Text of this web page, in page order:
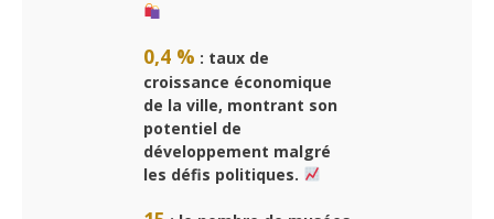
0,4 % : taux de
croissance économique
de la ville, montrant son
potentiel de
développement malgré
les défis politiques.